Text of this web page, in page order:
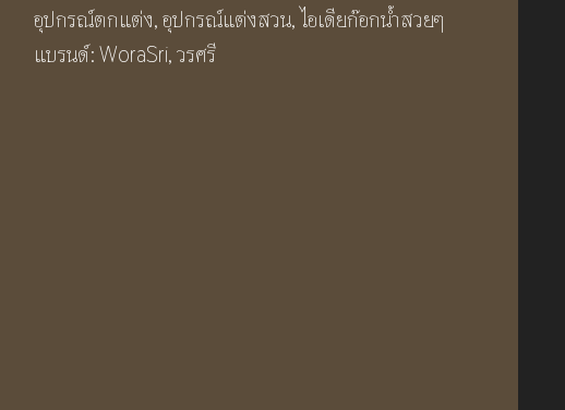
อุปกรณ์ตกแต่ง,อุปกรณ์แต่งสวน,ไอเดียก๊อกน้ำสวยๆ
แบรนด์:WoraSri,วรศรี